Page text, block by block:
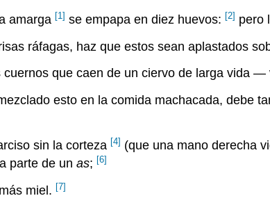
amarga [1] se empapa en diez huevos: [2] pero
ráfagas, haz que estos sean aplastados
que caen de un ciervo de larga vida
esto en la comida machacada, debe
sin la corteza [4] (que una mano derecha
parte de un as; [6]
miel. [7]